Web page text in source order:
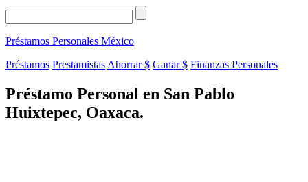
Préstamos Personales México
Préstamos Prestamistas Ahorrar $ Ganar $ Finanzas Personales
Préstamo Personal en San Pablo
Huixtepec, Oaxaca.